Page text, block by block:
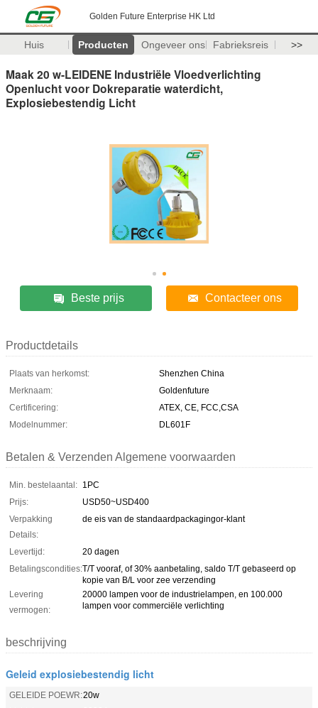
Golden Future Enterprise HK Ltd
Huis Producten Ongeveer ons Fabrieksreis >>
Maak 20 w-LEIDENE Industriële Vloedverlichting
Openlucht voor Dokreparatie waterdicht,
Explosiebestendig Licht
Beste prijs Contacteer ons
Productdetails
Plaats van herkomst:
Shenzhen China
Merknaam:
Goldenfuture
Certificering:
ATEX, CE, FCC,CSA
Modelnummer:
DL601F
Betalen & Verzenden Algemene voorwaarden
Min. bestelaantal: 1PC
Prijs:
USD50~USD400
Verpakking
Details:
de eis van de standaardpackagingor-klant
Levertijd:
20 dagen
Betalingscondities:T/T vooraf, of 30% aanbetaling, saldo T/T gebaseerd op
kopie van B/L voor zee verzending
Levering
vermogen:
20000 lampen voor de industrielampen, en 100.000
lampen voor commerciële verlichting
beschrijving
Geleid explosiebestendig licht
GELEIDE POEWR:20w